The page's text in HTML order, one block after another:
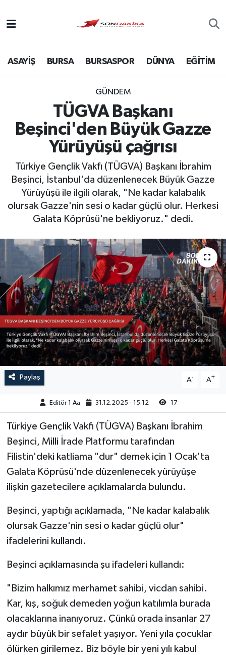
ASAYİŞ BURSA BURSASPOR DÜNYA EĞİTİM
GÜNDEM
TÜGVA Başkanı
Beşinci'den Büyük Gazze
Yürüyüşü çağrısı
Türkiye Gençlik Vakfı (TÜGVA) Başkanı İbrahim
Beşinci, İstanbul'da düzenlenecek Büyük Gazze
Yürüyüşü ile ilgili olarak, "Ne kadar kalabalık
olursak Gazze'nin sesi o kadar güçlü olur. Herkesi
Galata Köprüsü'ne bekliyoruz." dedi.
Paylaş A- A+
Editör 1 Aa 31.12.2025 - 15:12 17
Türkiye Gençlik Vakfı (TÜGVA) Başkanı İbrahim
Beşinci, Milli İrade Platformu tarafından
Filistin'deki katliama "dur" demek için 1 Ocak'ta
Galata Köprüsü'nde düzenlenecek yürüyüşe
ilişkin gazetecilere açıklamalarda bulundu.
Beşinci, yaptığı açıklamada, "Ne kadar kalabalık
olursak Gazze'nin sesi o kadar güçlü olur"
ifadelerini kullandı.
Beşinci açıklamasında şu ifadeleri kullandı:
"Bizim halkımız merhamet sahibi, vicdan sahibi.
Kar, kış, soğuk demeden yoğun katılımla burada
olacaklarına inanıyoruz. Çünkü orada insanlar 27
aydır büyük bir sefalet yaşıyor. Yeni yıla çocuklar
ölürken girilemez. Biz böyle bir yeni yılı kabul
Bursa
Ekonomi
Foto Galeri
Genel
Gündem
Magazin
Sağlık
Siyaset
Spor
Türkiye
Video Galeri